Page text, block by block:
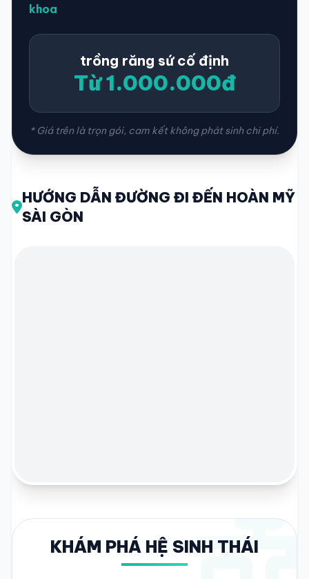
khoa
trồng răng sứ cố định
Từ 1.000.000đ
* Giá trên là trọn gói, cam kết không phát sinh chi phí.
HƯỚNG DẪN ĐƯỜNG ĐI ĐẾN HOÀN MỸ
SÀI GÒN
KHÁM PHÁ HỆ SINH THÁI